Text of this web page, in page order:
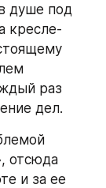
душе под
кресле-
раз
дел.
отсюда
и за ее